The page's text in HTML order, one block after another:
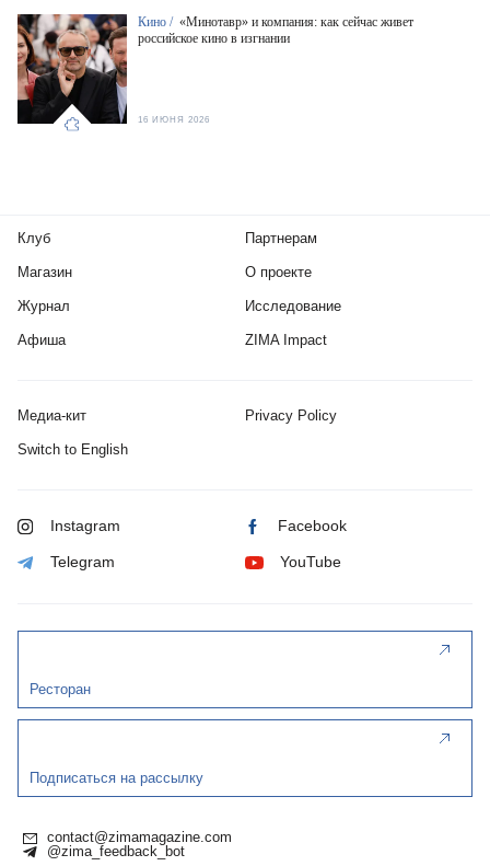
Кино / «Минотавр» и компания: как сейчас живет
российское кино в изгнании
16 ИЮНЯ 2026
Клуб
Магазин
Журнал
Афиша
Партнерам
О проекте
Исследование
ZIMA Impact
Медиа-кит Privacy Policy
Switch to English
Instagram Facebook
Telegram YouTube
Ресторан
Подписаться на рассылку
contact@zimamagazine.com
@zima_feedback_bot